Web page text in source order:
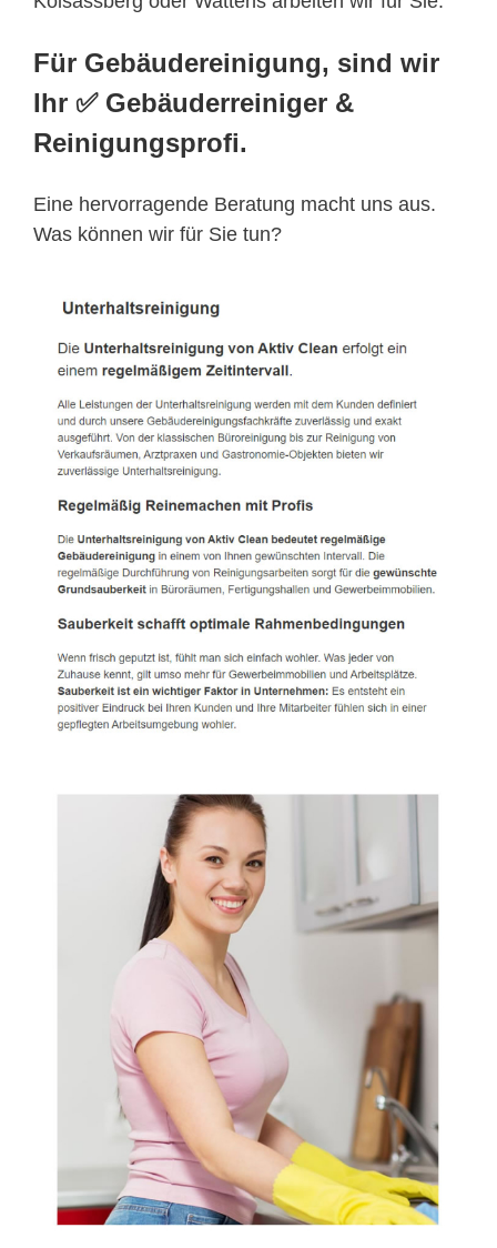
Für Gebäudereinigung, sind wir
Ihr ✅ Gebäuderreiniger &
Reinigungsprofi.
Eine hervorragende Beratung macht uns aus.
Was können wir für Sie tun?